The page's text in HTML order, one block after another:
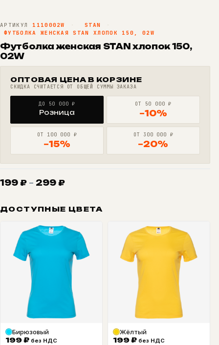
АРТИКУЛ 1110002W · STAN
·
ФУТБОЛКА ЖЕНСКАЯ STAN ХЛОПОК 150, 02W
Футболка женская STAN хлопок 150,
02W
ОПТОВАЯ ЦЕНА В КОРЗИНЕ
СКИДКА СЧИТАЕТСЯ ОТ ОБЩЕЙ СУММЫ ЗАКАЗА
ДО 50 000 ₽
Розница
ОТ 50 000 ₽
−10%
ОТ 100 000 ₽
−15%
ОТ 300 000 ₽
−20%
199 ₽ – 299 ₽Диапазон
–
ДОСТУПНЫЕ ЦВЕТА
Бирюзовый
199₽ без НДС
Жёлтый
199₽ без НДС